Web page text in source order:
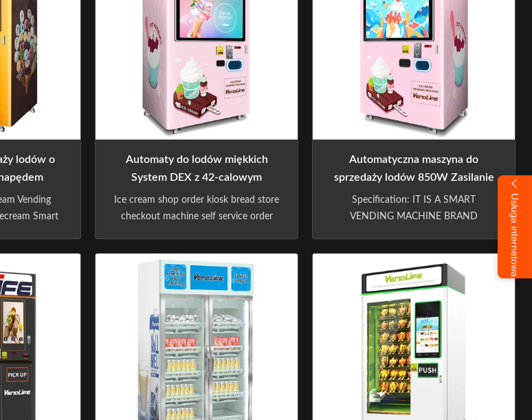
Usługa internetowa
Spacing,
...
applying cutting-edge technology to
the smart retail industry with the ...
with the philosophy of "Let technology
benefit life". ...
lodów o
Vending
Smart
BRAND
CHIPU
WAS
ONTHE
...
Automaty do lodów miękkich
System DEX z 42-calowym
ekranem
Ice cream shop order kiosk bread store
checkout machine self service order
NUMBER HYJ-BC019 APPEARANCE
OF SIZE 1930*1256*1100mm
PRODUCT COLOR WHITE(CUSTOM
STICKER) MACHINE NET WEIGHT
350kg 400PIECES STOCK OF GOODS
400PIECES WAY OF ...
Automatyczna maszyna do
sprzedaży lodów 850W Zasilanie
Dostępne ODM
Specification: IT IS A SMART
VENDING MACHINE BRAND
FOUNDED IN 2009. BASED ONTHE
CONCEPT OF
"MAKINGTECHNOLOGY
BENEFITLIFE". CHIPTECHNOLOGY
HASBEENCONTINUOUSLY APPLYING
CITING-EDGE TECHNOLOGIES TO
THE INTELLIGENT RETAIL
INDUSTRY.AFTERTEN YEARS OF ...